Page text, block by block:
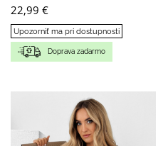
22,99 €
Upozorniť ma pri dostupnosti
Doprava zadarmo